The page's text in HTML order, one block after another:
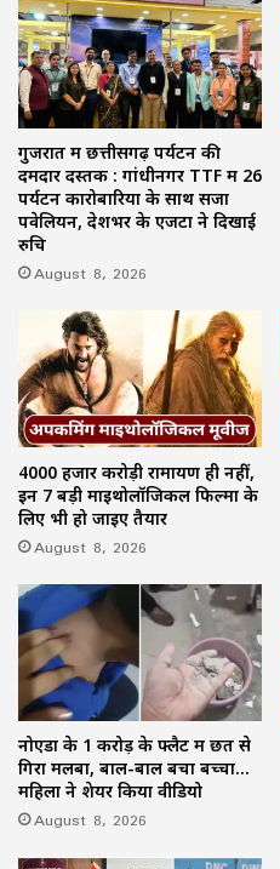
गुजरात में छत्तीसगढ़ पर्यटन की
दमदार दस्तक : गांधीनगर TTF में 26
पर्यटन कारोबारियों के साथ सजा
पवेलियन, देशभर के एजेंटों ने दिखाई
रुचि
August 8, 2026
4000 हजार करोड़ी रामायण ही नहीं,
इन 7 बड़ी माइथोलॉजिकल फिल्मों के
लिए भी हो जाइए तैयार
August 8, 2026
नोएडा के 1 करोड़ के फ्लैट में छत से
गिरा मलबा, बाल-बाल बचा बच्चा…
महिला ने शेयर किया वीडियो
August 8, 2026